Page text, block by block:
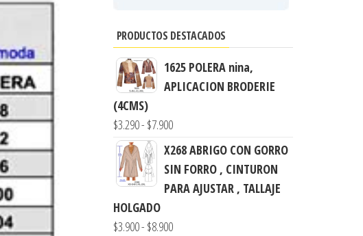
PRODUCTOS DESTACADOS
1625 POLERA nina,
APLICACION BRODERIE
(4CMS)
$3.290- $7.900Rango
de
precios:
desde
hasta
X268 ABRIGO CON GORRO
SIN FORRO , CINTURON
PARA AJUSTAR , TALLAJE
HOLGADO
$3.900- $8.900Rango